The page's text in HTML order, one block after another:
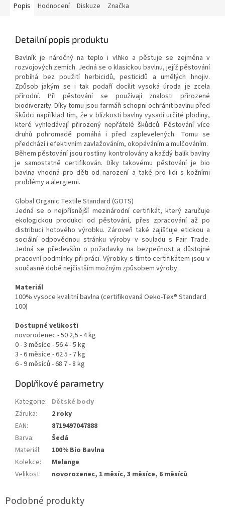
Popis Hodnocení Diskuze Značka
Detailní popis produktu
Bavlník je náročný na teplo i vlhko a pěstuje se zejména v
rozvojových zemích. Jedná se o klasickou bavlnu, jejíž pěstování
probíhá bez použití herbicidů, pesticidů a umělých hnojiv.
Způsob jakým se i tak podaří docílit vysoká úroda je zcela
přírodní. Při pěstování se používají znalosti přirozené
biodiverzity. Díky tomu jsou farmáři schopni ochránit bavlnu před
škůdci například tím, že v blízkosti bavlny vysadí určité plodiny,
které vyhledávají přirozený nepřátelé škůdců. Pěstování více
druhů pohromadě pomáhá i před zaplevelených. Tomu se
předchází i efektivním zavlažováním, okopáváním a mulčováním.
Během pěstování jsou rostliny kontrolovány a každý balík bavlny
je samostatně certifikován. Díky takovému pěstování je bio
bavlna vhodná pro děti od narození a také pro lidi s kožními
problémy a alergiemi.
Global Organic Textile Standard (GOTS)
Jedná se o nejpřísnější mezinárodní certifikát, který zaručuje
ekologickou produkci od pěstování, přes zpracování až po
distribuci hotového výrobku. Zároveň také zajišťuje etickou a
sociální odpovědnou stránku výroby v souladu s Fair Trade.
Jedná se především o požadavky na bezpečnost a důstojné
pracovní podmínky při práci. Výrobky s tímto certifikátem jsou v
současné době nejčistším možným způsobem výroby.
Materiál
100% vysoce kvalitní bavlna (certifikovaná Oeko-Tex® Standard
100)
Dostupné velikosti
novorodenec - 50 2,5 - 4 kg
0 - 3 měsíce - 56 4 - 5 kg
3 - 6 měsíce - 62 5 - 7 kg
6 - 9 měsíců - 68 7 - 8 kg
Doplňkové parametry
Kategorie: Dětské body
Záruka:
2 roky
EAN:
8719497047888
Barva:
Šedá
Materiál:
100% Bio Bavlna
Kolekce:
Melange
Velikost: novorozenec, 1 měsíc, 3 měsíce, 6 měsíců